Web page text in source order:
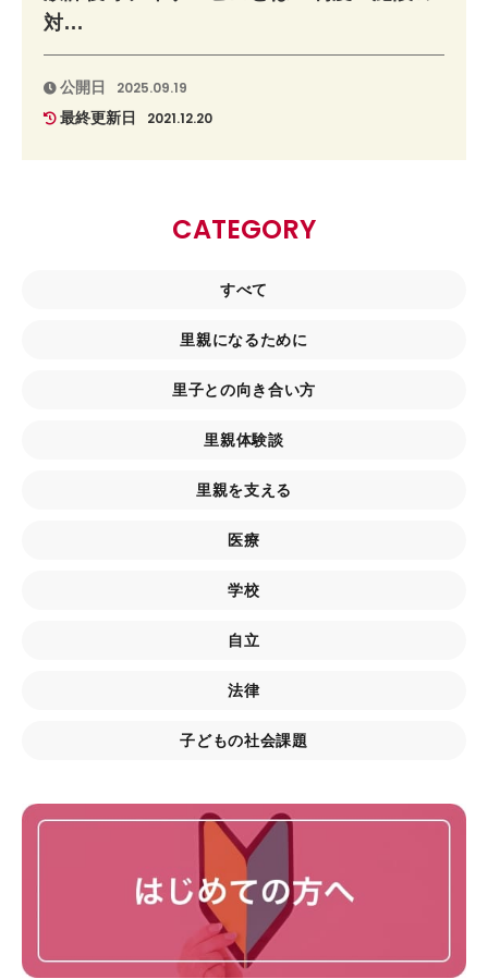
対...
公開日 2025.09.19
最終更新日 2021.12.20
CATEGORY
すべて
里親になるために
里子との向き合い方
里親体験談
里親を支える
医療
学校
自立
法律
子どもの社会課題